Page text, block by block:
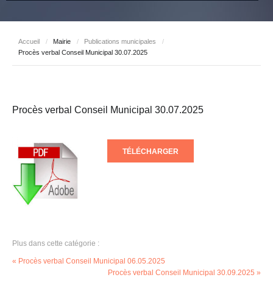
Accueil / Mairie / Publications municipales
/
Procès verbal Conseil Municipal 30.07.2025
Procès verbal Conseil Municipal 30.07.2025
TÉLÉCHARGER
Plus dans cette catégorie :
« Procès verbal Conseil Municipal 06.05.2025
Procès verbal Conseil Municipal 30.09.2025 »